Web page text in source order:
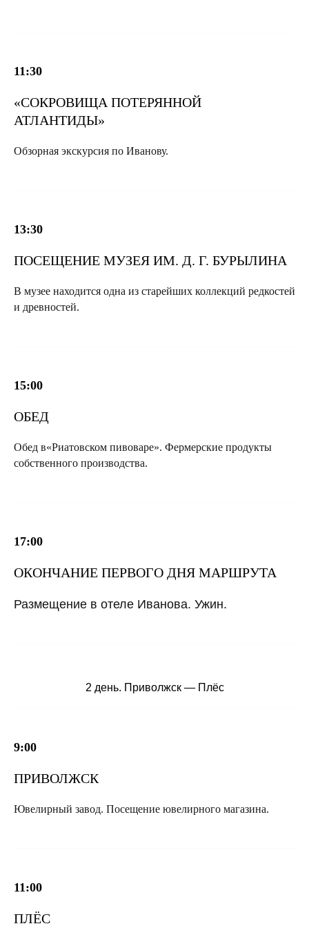
11:30
«СОКРОВИЩА ПОТЕРЯННОЙ
АТЛАНТИДЫ»
Обзорная экскурсия по Иванову.
13:30
ПОСЕЩЕНИЕ МУЗЕЯ ИМ. Д. Г. БУРЫЛИНА
В музее находится одна из старейших коллекций редкостей
и древностей.
15:00
ОБЕД
Обед в«Риатовском пивоваре». Фермерские продукты
собственного производства.
17:00
ОКОНЧАНИЕ ПЕРВОГО ДНЯ МАРШРУТА
Размещение в отеле Иванова. Ужин.
2 день. Приволжск — Плёс
9:00
ПРИВОЛЖСК
Ювелирный завод. Посещение ювелирного магазина.
11:00
ПЛЁС